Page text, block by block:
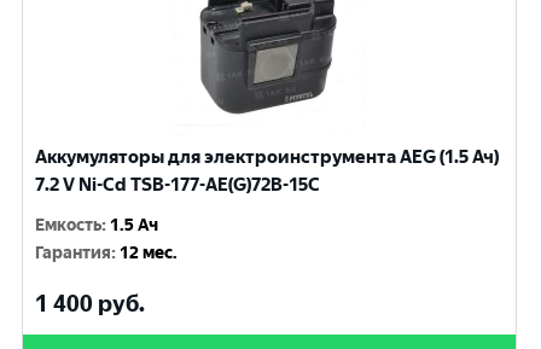
Аккумуляторы для электроинструмента AEG (1.5 Ач)
7.2 V Ni-Cd TSB-177-AE(G)72B-15C
Емкость: 1.5 Ач
Гарантия: 12 мес.
1 400 руб.